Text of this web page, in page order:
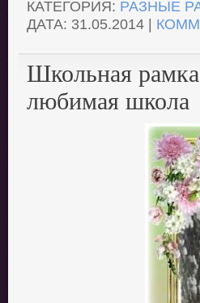
КАТЕГОРИЯ: РАЗНЫЕ
ДАТА: 31.05.2014 |
Школьная
любимая школа